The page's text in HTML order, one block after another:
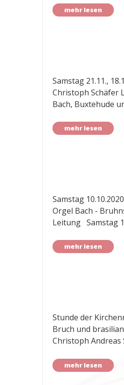
mehr lesen
Samstag 21.11.,
Christoph Schäfer
Bach, Buxtehude
mehr lesen
Samstag
Orgel Bach -
Leitung Samstag
mehr lesen
Stunde der
Bruch und
Christoph
mehr lesen